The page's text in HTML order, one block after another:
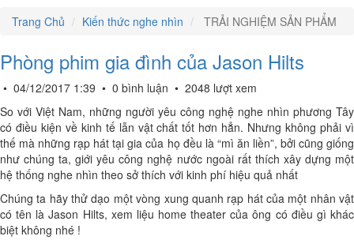
Trang Chủ
Kiến thức nghe nhìn TRẢI NGHIỆM SẢN PHẨM
Phòng phim gia đình của Jason Hilts
• 04/12/2017 1:39 • 0 bình luận • 2048 lượt xem
So với Việt Nam, những người yêu công nghệ nghe nhìn phương Tây
có điều kiện về kinh tế lẫn vật chất tốt hơn hẳn. Nhưng không phải vì
thế mà những rạp hát tại gia của họ đều là “mì ăn liền”, bởi cũng giống
như chúng ta, giới yêu công nghệ nước ngoài rất thích xây dựng một
hệ thống nghe nhìn theo sở thích với kinh phí hiệu quả nhất
Chúng ta hãy thử dạo một vòng xung quanh rạp hát của một nhân vật
có tên là Jason Hilts, xem liệu home theater của ông có điều gì khác
biệt không nhé !